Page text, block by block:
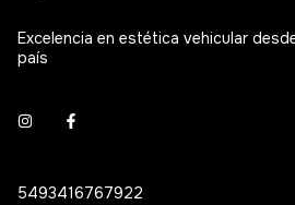
Excelencia en estética vehicular
país
5493416767922